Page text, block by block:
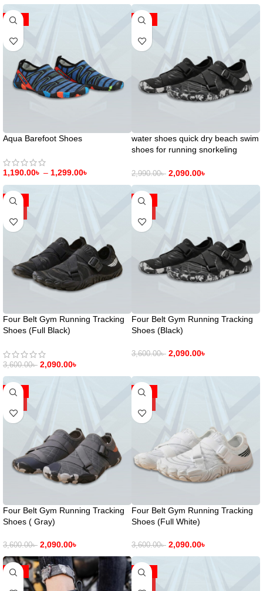
-26%
Aqua Barefoot Shoes
1,190.00৳ – 1,299.00৳
-30%
water shoes quick dry beach swim
shoes for running snorkeling
2,990.00৳ 2,090.00৳
-42%
Four Belt Gym Running Tracking
Shoes (Full Black)
3,600.00৳ 2,090.00৳
-42%
Four Belt Gym Running Tracking
Shoes (Black)
3,600.00৳ 2,090.00৳
-42%
Four Belt Gym Running Tracking
Shoes ( Gray)
3,600.00৳ 2,090.00৳
-42%
Four Belt Gym Running Tracking
Shoes (Full White)
3,600.00৳ 2,090.00৳
-40%
-33%